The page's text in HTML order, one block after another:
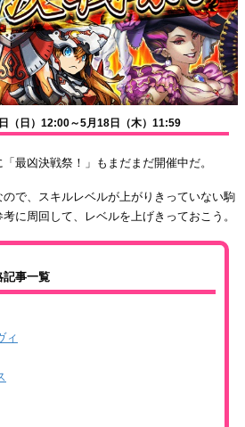
（日）12:00～5月18日（木）11:59
最凶決戦祭！」もまだまだ開催中だ。
で、スキルレベルが上がりきっていない駒
に周回して、レベルを上げきっておこう。
記事一覧
ィ